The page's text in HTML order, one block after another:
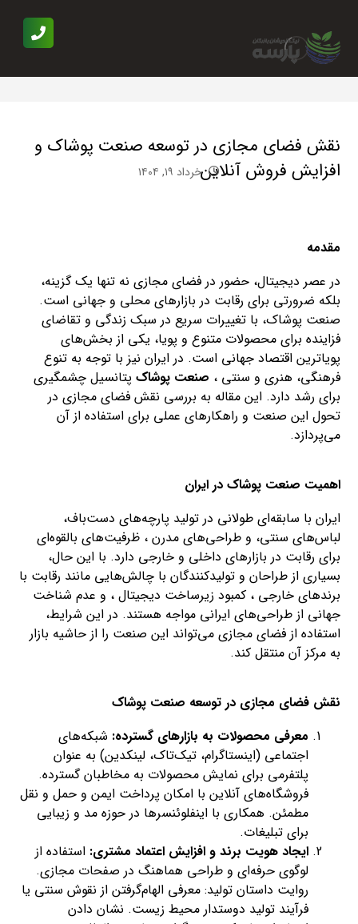
نقش فضای مجازی در توسعه صنعت پوشاک و
افزایش فروش آنلاینخرداد ۱۹, ۱۴۰۴
مقدمه
در عصر دیجیتال، حضور در فضای مجازی نه تنها یک گزینه،
بلکه ضرورتی برای رقابت در بازارهای محلی و جهانی است.
صنعت پوشاک، با تغییرات سریع در سبک زندگی و تقاضای
فزاینده برای محصولات متنوع و پویا، یکی از بخش‌های
پویاترین اقتصاد جهانی است. در ایران نیز با توجه به تنوع
فرهنگی، هنری و سنتی ، صنعت پوشاک پتانسیل چشمگیری
برای رشد دارد. این مقاله به بررسی نقش فضای مجازی در
تحول این صنعت و راهکارهای عملی برای استفاده از آن
می‌پردازد.
اهمیت صنعت پوشاک در ایران
ایران با سابقه‌ای طولانی در تولید پارچه‌های دست‌باف،
لباس‌های سنتی، و طراحی‌های مدرن ، ظرفیت‌های بالقوه‌ای
برای رقابت در بازارهای داخلی و خارجی دارد. با این حال،
بسیاری از طراحان و تولیدکنندگان با چالش‌هایی مانند رقابت با
برندهای خارجی ، کمبود زیرساخت دیجیتال ، و عدم شناخت
جهانی از طراحی‌های ایرانی مواجه هستند. در این شرایط،
استفاده از فضای مجازی می‌تواند این صنعت را از حاشیه بازار
به مرکز آن منتقل کند.
نقش فضای مجازی در توسعه صنعت پوشاک
معرفی محصولات به بازارهای گسترده: شبکه‌های
اجتماعی (اینستاگرام، تیک‌تاک، لینکدین) به عنوان
پلتفرمی برای نمایش محصولات به مخاطبان گسترده.
فروشگاه‌های آنلاین با امکان پرداخت ایمن و حمل و نقل
مطمئن. همکاری با اینفلوئنسرها در حوزه مد و زیبایی
برای تبلیغات.
ایجاد هویت برند و افزایش اعتماد مشتری: استفاده از
لوگوی حرفه‌ای و طراحی هماهنگ در صفحات مجازی.
روایت داستان تولید: معرفی الهام‌گرفتن از نقوش سنتی یا
فرآیند تولید دوستدار محیط زیست. نشان دادن